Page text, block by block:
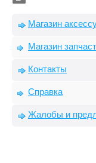
Магазин
Магазин
Контакты
Справка
Жалобы и